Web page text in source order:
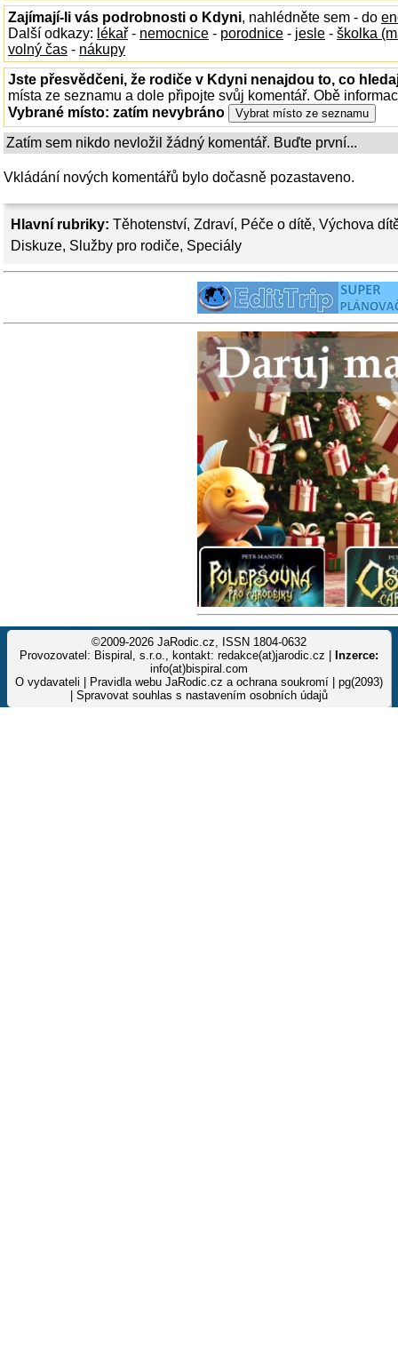
Hlavní rubriky: Těhotenství, Zdraví, Péče o dítě, Výchova
Diskuze, Služby pro rodiče, Speciály
Zajímají-li vás podrobnosti o Kdyni, nahlédněte sem - do
Další odkazy: lékař - nemocnice - porodnice - jesle - školka
volný čas - nákupy
Jste přesvědčeni, že rodiče v Kdyni nenajdou to, co
místa ze seznamu a dole připojte svůj komentář. Obě
Vybrané místo: zatím nevybráno
Zatím sem nikdo nevložil žádný komentář. Buďte první...
Vkládání nových komentářů bylo dočasně pozastaveno.
©2009-2026 JaRodic.cz, ISSN 1804-0632
Provozovatel: Bispiral, s.r.o., kontakt: redakce(at)jarodic.cz |
Inzerce:
info(at)bispiral.com
O vydavateli
Pravidla webu JaRodic.cz a ochrana soukromí | pg(2093)
Spravovat souhlas s nastavením osobních údajů